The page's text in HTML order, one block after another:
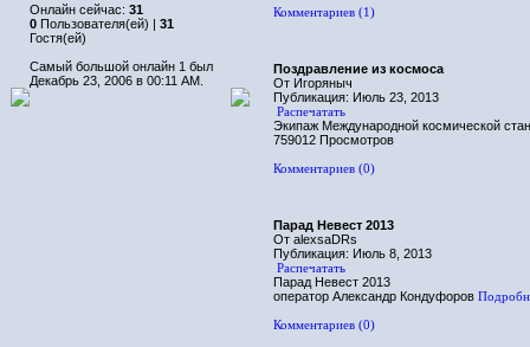
Онлайн сейчас: 31
0 Пользователя(ей) | 31
Гостя(ей)
Самый большой онлайн 1 был
Декабрь 23, 2006 в 00:11 AM.
Комментариев (1)
Поздравление из космоса
От Игоряныч
Публикация: Июль 23, 2013
Распечатать
Экипаж Международной космической
759012 Просмотров
Комментариев (0)
Парад Невест 2013
От alexsaDRs
Публикация: Июль 8, 2013
Распечатать
Парад Невест 2013
оператор Александр Кондуфоров
Комментариев (0)